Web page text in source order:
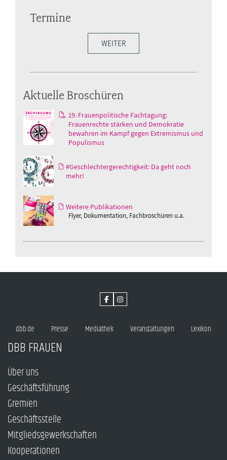
Termine
WEITER
Aktuelle Broschüren
19. Frauenpolitische Fachtagung:
Frauenrechte stärken und Demokratie
bewahren im Kampf gegen Extremismus und
Populismus
#Geschlechtergerechtigkeit: Da geht noch
mehr!
Weitere Publikationen
Flyer, Dokumentation, Fachbroschüren u.a.
dbb.de Presse Mediathek Veranstaltungen Lexikon
DBB FRAUEN
Über uns
Geschäftsführung
Gremien
Geschäftsstelle
Mitgliedsgewerkschaften
Kooperationen